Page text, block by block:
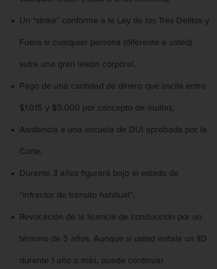
Un “strike” conforme a la Ley de los Tres Delitos y
Fuera si cualquier persona (diferente a usted)
sufre una gran lesión corporal,
Pago de una cantidad de dinero que oscila entre
$1.015 y $5.000 por concepto de multas,
Asistencia a una escuela de DUI aprobada por la
Corte,
Durante 3 años figurará bajo el estado de
“infractor de tránsito habitual”,
Revocación de la licencia de conducción por un
término de 5 años. Aunque si usted instala un IID
durante 1 año o más, puede continuar